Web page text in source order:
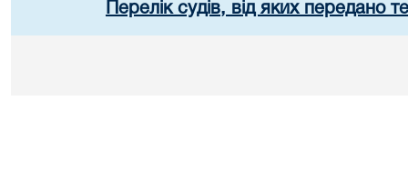
Перелік судів, від яких передано